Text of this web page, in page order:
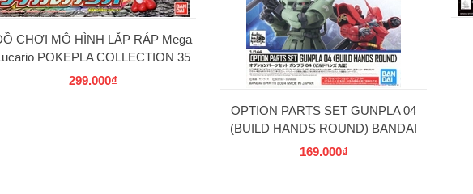
CHƠI MÔ HÌNH LẮP RÁP Mega
POKEPLA COLLECTION 35
SELECT SERIES BANDAI
299.000₫
OPTION PARTS SET GUNPLA 04
(BUILD HANDS ROUND) BANDAI
169.000₫